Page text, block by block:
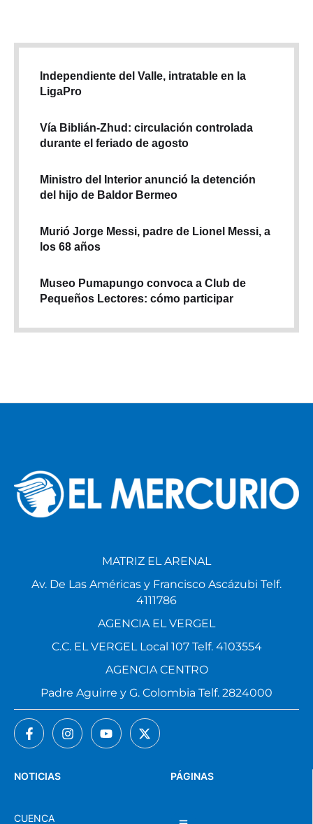
Independiente del Valle, intratable en la
LigaPro
Vía Biblián-Zhud: circulación controlada
durante el feriado de agosto
Ministro del Interior anunció la detención
del hijo de Baldor Bermeo
Murió Jorge Messi, padre de Lionel Messi, a
los 68 años
Museo Pumapungo convoca a Club de
Pequeños Lectores: cómo participar
PÁGINAS
NOTICIAS
CUENCA
MATRIZ EL ARENAL
Av. De Las Américas y Francisco Ascázubi Telf.
4111786
AGENCIA EL VERGEL
C.C. EL VERGEL Local 107 Telf. 4103554
AGENCIA CENTRO
Padre Aguirre y G. Colombia Telf. 2824000